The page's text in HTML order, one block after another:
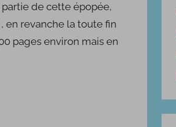
partie de cette épopée,
en revanche la toute fin
pages environ mais en